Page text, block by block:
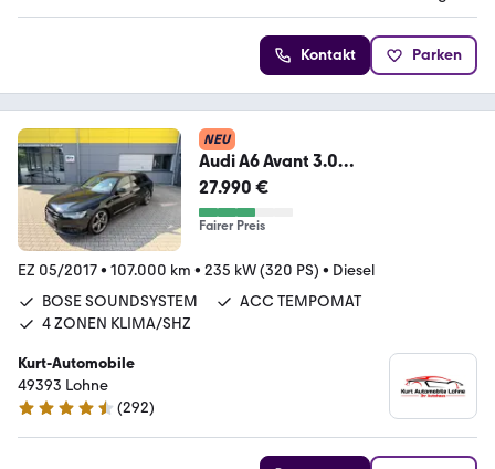
Kontakt Parken
NEU
Audi A6 Avant 3.0
TDI/QUATTRO/COMPETITION/4x
SHZ/BOSE/
27.990 €
Fairer Preis
EZ 05/2017• 107.000 km • 235 kW (320 PS) • Diesel
BOSE SOUNDSYSTEM
ACC TEMPOMAT
4 ZONEN KLIMA/SHZ
Kurt-Automobile
49393 Lohne
4.6 Sterne
(292)